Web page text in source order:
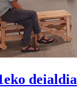
deialdia